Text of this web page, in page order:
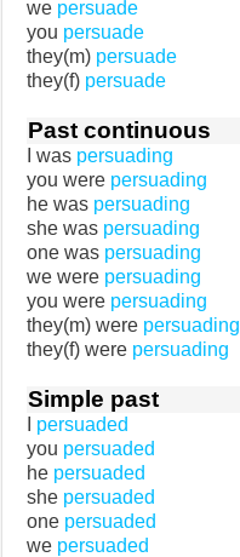
we persuade
you persuade
they(m) persuade
they(f) persuade
Past continuous
I was persuading
you were persuading
he was persuading
she was persuading
one was persuading
we were persuading
you were persuading
they(m) were persuading
they(f) were persuading
Simple past
persuaded
you persuaded
he persuaded
she persuaded
one persuaded
we persuaded